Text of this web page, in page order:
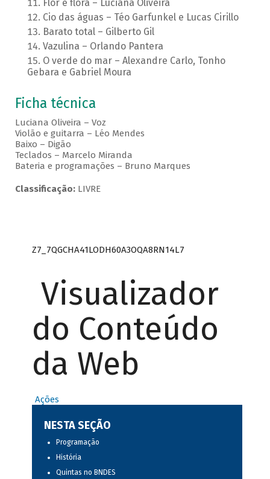
Flor e flora – Luciana Oliveira
Cio das águas – Téo Garfunkel e Lucas Cirillo
Barato total – Gilberto Gil
Vazulina – Orlando Pantera
O verde do mar – Alexandre Carlo, Tonho
Gebara e Gabriel Moura
Ficha técnica
Luciana Oliveira – Voz
Violão e guitarra – Léo Mendes
Baixo – Digão
Teclados – Marcelo Miranda
Bateria e programações – Bruno Marques
Classificação:LIVRE
Z7_7QGCHA41LODH60A3OQA8RN14L7
Visualizador
do Conteúdo
da Web
Ações
NESTA SEÇÃO
Programação
História
Quintas no BNDES